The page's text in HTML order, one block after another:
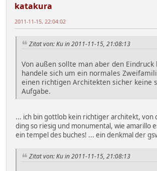
katakura
2011-11-15, 22:04:02
Zitat von: Ku in 2011-11-15, 21:08:13
Von außen sollte man aber den Eindruck
handele sich um ein normales
einen richtigen Architekten sicher keine
Aufgabe.
... ich bin gottlob kein richtiger architekt, von
ding so riesig und monumental, wie amarillo
ein tempel des buches! ... ein denkmal der
Zitat von: Ku in 2011-11-15, 21:08:13